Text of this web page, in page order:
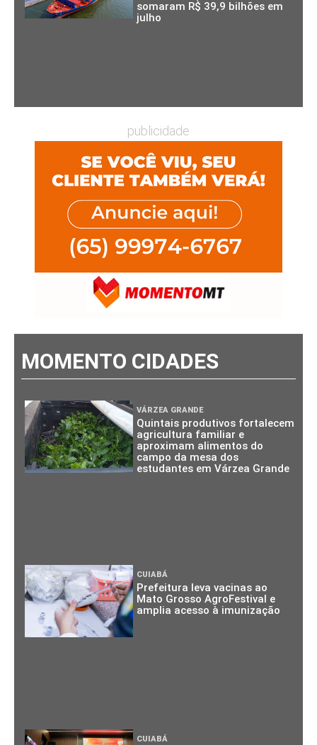
somaram R$ 39,9 bilhões em
julho
publicidade
MOMENTO CIDADES
VÁRZEA GRANDE
Quintais produtivos fortalecem
agricultura familiar e
aproximam alimentos do
campo da mesa dos
estudantes em Várzea Grande
CUIABÁ
Prefeitura leva vacinas ao
Mato Grosso AgroFestival e
amplia acesso à imunização
CUIABÁ